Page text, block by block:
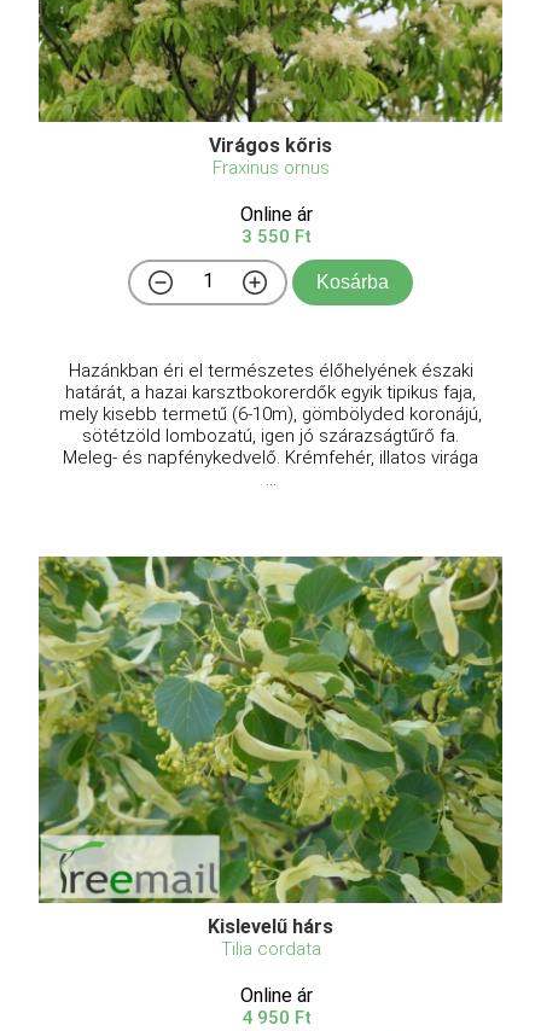
Virágos kőris
Fraxinus ornus
Online ár
3 550 Ft
Kosárba
Hazánkban éri el természetes élőhelyének északi
határát, a hazai karsztbokorerdők egyik tipikus faja,
mely kisebb termetű (6-10m), gömbölyded koronájú,
sötétzöld lombozatú, igen jó szárazságtűrő fa.
Meleg- és napfénykedvelő. Krémfehér, illatos virága
...
Kislevelű hárs
Tilia cordata
Online ár
4 950 Ft